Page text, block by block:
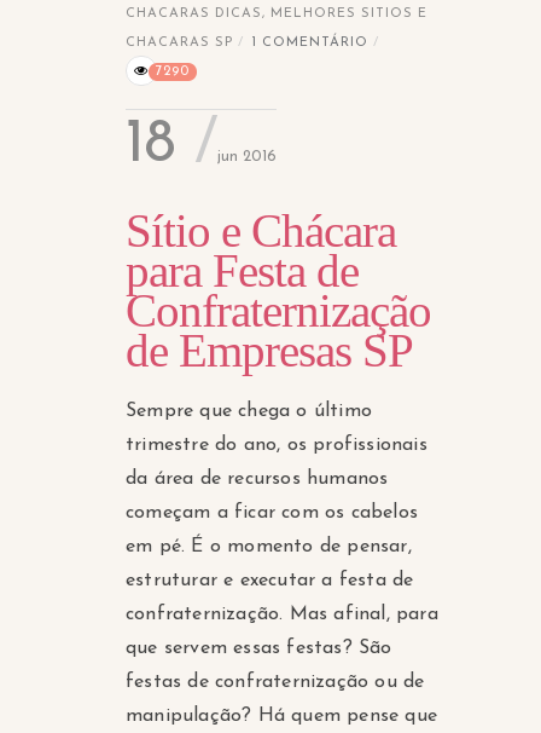
CHACARAS DICAS, MELHORES SITIOS E
CHACARAS SP 1 COMENTÁRIO
7290
18 jun 2016
Sítio e Chácara
para Festa de
Confraternização
de Empresas SP
Sempre que chega o último
trimestre do ano, os profissionais
da área de recursos humanos
começam a ficar com os cabelos
em pé. É o momento de pensar,
estruturar e executar a festa de
confraternização. Mas afinal, para
que servem essas festas? São
festas de confraternização ou de
manipulação? Há quem pense que